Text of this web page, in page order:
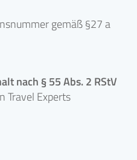
gemäß §27 a
nach § 55 Abs. 2 RStV
Travel Experts